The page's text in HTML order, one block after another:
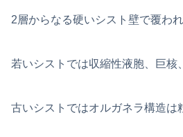
2層からなる硬いシスト壁で覆われ
若いシストでは収縮性液胞、巨核
古いシストではオルガネラ構造は